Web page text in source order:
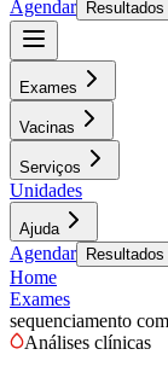
Agendar
Resultados
Exames
Vacinas
Serviços
Unidades
Ajuda
Agendar
Home
Exames
sequenciamento
Análises clínicas